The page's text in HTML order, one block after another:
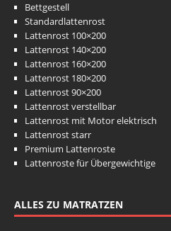
Bettgestell
Standardlattenrost
Lattenrost 100×200
Lattenrost 140×200
Lattenrost 160×200
Lattenrost 180×200
Lattenrost 90×200
Lattenrost verstellbar
Lattenrost mit Motor elektrisch
Lattenrost starr
Premium Lattenroste
Lattenroste für Übergewichtige
ALLES ZU MATRATZEN